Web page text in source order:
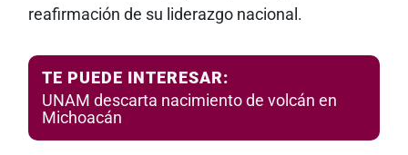
reafirmación de su liderazgo nacional.
TE PUEDE INTERESAR:
UNAM descarta nacimiento de volcán en
Michoacán